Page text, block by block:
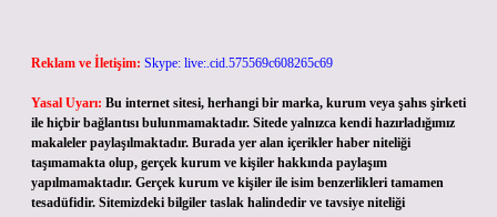
Reklam ve İletişim: Skype: live:.cid.575569c608265c69
Yasal Uyarı: Bu internet sitesi, herhangi bir marka, kurum veya şahıs şirketi
ile hiçbir bağlantısı bulunmamaktadır. Sitede yalnızca kendi hazırladığımız
makaleler paylaşılmaktadır. Burada yer alan içerikler haber niteliği
taşımamakta olup, gerçek kurum ve kişiler hakkında paylaşım
yapılmamaktadır. Gerçek kurum ve kişiler ile isim benzerlikleri tamamen
tesadüfidir. Sitemizdeki bilgiler taslak halindedir ve tavsiye niteliği